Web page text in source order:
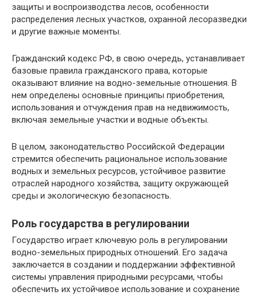
защиты и воспроизводства лесов, особенности
распределения лесных участков, охранной лесоразведки
и другие важные моменты.
Гражданский кодекс РФ, в свою очередь, устанавливает
базовые правила гражданского права, которые
оказывают влияние на водно-земельные отношения. В
нем определены основные принципы приобретения,
использования и отчуждения прав на недвижимость,
включая земельные участки и водные объекты.
В целом, законодательство Российской Федерации
стремится обеспечить рациональное использование
водных и земельных ресурсов, устойчивое развитие
отраслей народного хозяйства, защиту окружающей
среды и экологическую безопасность.
Роль государства в регулировании
Государство играет ключевую роль в регулировании
водно-земельных природных отношений. Его задача
заключается в создании и поддержании эффективной
системы управления природными ресурсами, чтобы
обеспечить их устойчивое использование и сохранение